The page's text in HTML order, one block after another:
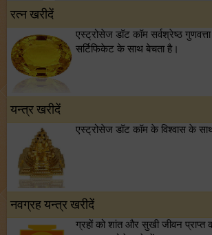
रत्न खरीदें
एस्ट्रोसेज डॉट कॉम सर्वश्रेष्ठ
सर्टिफिकेट के साथ बेचता है।
यन्त्र खरीदें
एस्ट्रोसेज डॉट कॉम के विश्वास के
नवग्रह यन्त्र खरीदें
ग्रहों को शांत और सुखी जीवन